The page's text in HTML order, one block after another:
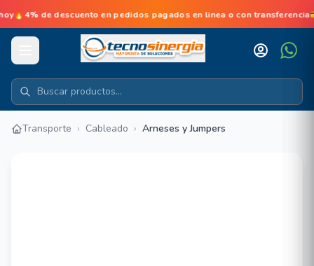
hoy🔥4% de descuento en pedidos pagados en linea o con
Transporte › Cableado › Arneses y Jumpers